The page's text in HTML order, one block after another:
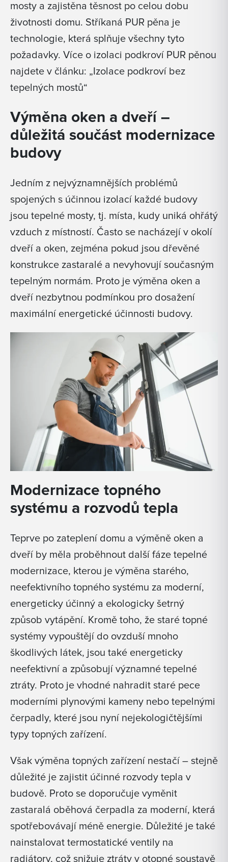
mosty a zajistěna těsnost po celou dobu
životnosti domu. Stříkaná PUR pěna je
technologie, která splňuje všechny tyto
požadavky. Více o izolaci podkroví PUR pěnou
najdete v článku: „Izolace podkroví bez
tepelných mostů“
Výměna oken a dveří –
důležitá součást modernizace
budovy
Jedním z nejvýznamnějších problémů
spojených s účinnou izolací každé budovy
jsou tepelné mosty, tj. místa, kudy uniká ohřátý
vzduch z místností. Často se nacházejí v okolí
dveří a oken, zejména pokud jsou dřevěné
konstrukce zastaralé a nevyhovují současným
tepelným normám. Proto je výměna oken a
dveří nezbytnou podmínkou pro dosažení
maximální energetické účinnosti budovy.
Modernizace topného
systému a rozvodů tepla
Teprve po zateplení domu a výměně oken a
dveří by měla proběhnout další fáze tepelné
modernizace, kterou je výměna starého,
neefektivního topného systému za moderní,
energeticky účinný a ekologicky šetrný
způsob vytápění. Kromě toho, že staré topné
systémy vypouštějí do ovzduší mnoho
škodlivých látek, jsou také energeticky
neefektivní a způsobují významné tepelné
ztráty. Proto je vhodné nahradit staré pece
moderními plynovými kameny nebo tepelnými
čerpadly, které jsou nyní nejekologičtějšími
typy topných zařízení.
Však výměna topných zařízení nestačí – stejně
důležité je zajistit účinné rozvody tepla v
budově. Proto se doporučuje vyměnit
zastaralá oběhová čerpadla za moderní, která
spotřebovávají méně energie. Důležité je také
nainstalovat termostatické ventily na
radiátory, což snižuje ztráty v otopné soustavě